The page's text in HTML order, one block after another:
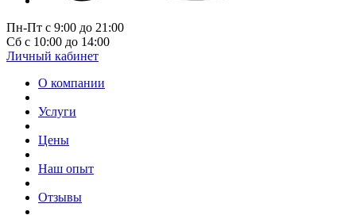
Пн-Пт с 9:00 до 21:00
Сб с 10:00 до 14:00
Личный кабинет
О компании
Услуги
Цены
Наш опыт
Отзывы